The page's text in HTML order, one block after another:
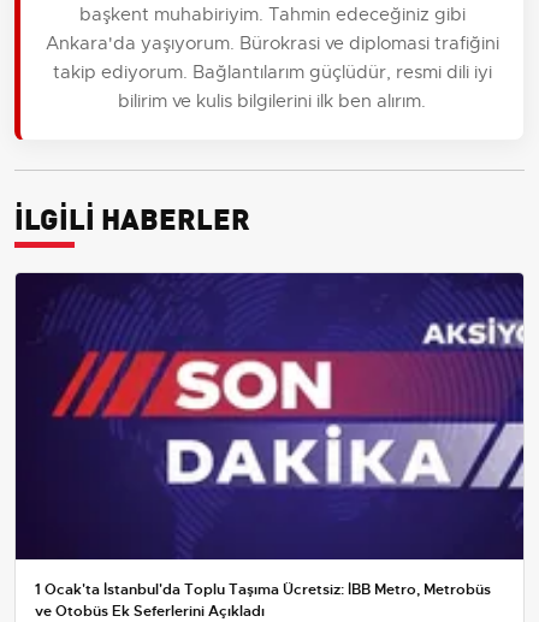
başkent muhabiriyim. Tahmin edeceğiniz gibi
Ankara'da yaşıyorum. Bürokrasi ve diplomasi trafiğini
takip ediyorum. Bağlantılarım güçlüdür, resmi dili iyi
bilirim ve kulis bilgilerini ilk ben alırım.
İLGİLİ HABERLER
1 Ocak'ta İstanbul'da Toplu Taşıma Ücretsiz: İBB Metro, Metrobüs
ve Otobüs Ek Seferlerini Açıkladı